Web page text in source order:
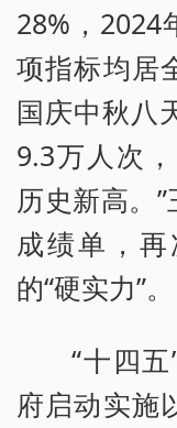
28%，2024
项指标均居
国庆中秋八
9.3万人次
历史新高。
成绩单，
的“硬实力”。
“十四
府启动实施